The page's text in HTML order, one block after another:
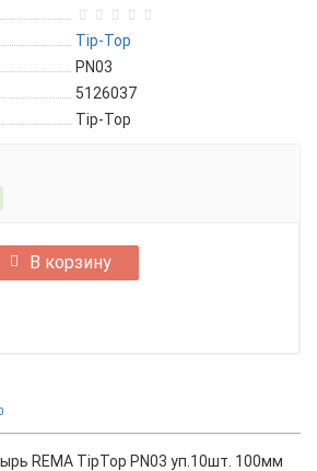
Tip-Top
PN03
5126037
Tip-Top
В корзину
0
REMA TipTop PN03 уп.10шт. 100мм